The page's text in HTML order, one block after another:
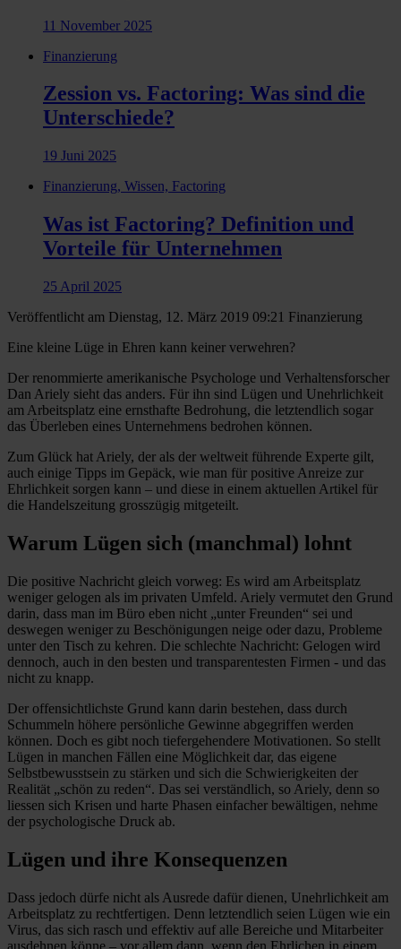
11 November 2025
Finanzierung
Zession vs. Factoring: Was sind die
Unterschiede?
19 Juni 2025
Finanzierung, Wissen, Factoring
Was ist Factoring? Definition und
Vorteile für Unternehmen
25 April 2025
Veröffentlicht am Dienstag, 12. März 2019 09:21 Finanzierung
Eine kleine Lüge in Ehren kann keiner verwehren?
Der renommierte amerikanische Psychologe und Verhaltensforscher
Dan Ariely sieht das anders. Für ihn sind Lügen und Unehrlichkeit
am Arbeitsplatz eine ernsthafte Bedrohung, die letztendlich sogar
das Überleben eines Unternehmens bedrohen können.
Zum Glück hat Ariely, der als der weltweit führende Experte gilt,
auch einige Tipps im Gepäck, wie man für positive Anreize zur
Ehrlichkeit sorgen kann – und diese in einem aktuellen Artikel für
die Handelszeitung grosszügig mitgeteilt.
Warum Lügen sich (manchmal) lohnt
Die positive Nachricht gleich vorweg: Es wird am Arbeitsplatz
weniger gelogen als im privaten Umfeld. Ariely vermutet den Grund
darin, dass man im Büro eben nicht „unter Freunden“ sei und
deswegen weniger zu Beschönigungen neige oder dazu, Probleme
unter den Tisch zu kehren. Die schlechte Nachricht: Gelogen wird
dennoch, auch in den besten und transparentesten Firmen - und das
nicht zu knapp.
Der offensichtlichste Grund kann darin bestehen, dass durch
Schummeln höhere persönliche Gewinne abgegriffen werden
können. Doch es gibt noch tiefergehendere Motivationen. So stellt
Lügen in manchen Fällen eine Möglichkeit dar, das eigene
Selbstbewusstsein zu stärken und sich die Schwierigkeiten der
Realität „schön zu reden“. Das sei verständlich, so Ariely, denn so
liessen sich Krisen und harte Phasen einfacher bewältigen, nehme
der psychologische Druck ab.
Lügen und ihre Konsequenzen
Dass jedoch dürfe nicht als Ausrede dafür dienen, Unehrlichkeit am
Arbeitsplatz zu rechtfertigen. Denn letztendlich seien Lügen wie ein
Virus, das sich rasch und effektiv auf alle Bereiche und Mitarbeiter
ausdehnen könne – vor allem dann, wenn den Ehrlichen in einem